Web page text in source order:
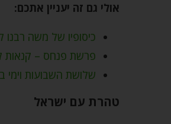
אולי גם זה יעניין אתכם:
כיסופיו של משה
פרשת פנחס – קנאות
שלושת השבועות וימי
טהרת עם ישראל